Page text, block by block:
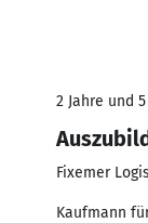
2 Jahre und
Fixemer
Kaufmann